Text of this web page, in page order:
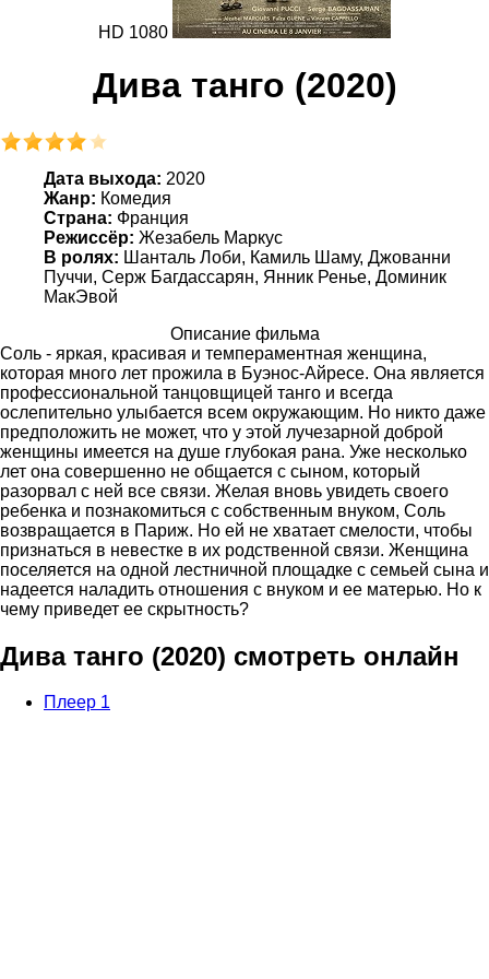
HD 1080
Дива танго (2020)
Дата выхода: 2020
Жанр: Комедия
Страна: Франция
Режиссёр: Жезабель Маркус
В ролях: Шанталь Лоби, Камиль Шаму, Джованни
Пуччи, Серж Багдассарян, Янник Ренье, Доминик
МакЭвой
Описание фильма
Соль - яркая, красивая и темпераментная женщина,
которая много лет прожила в Буэнос-Айресе. Она является
профессиональной танцовщицей танго и всегда
ослепительно улыбается всем окружающим. Но никто даже
предположить не может, что у этой лучезарной доброй
женщины имеется на душе глубокая рана. Уже несколько
лет она совершенно не общается с сыном, который
разорвал с ней все связи. Желая вновь увидеть своего
ребенка и познакомиться с собственным внуком, Соль
возвращается в Париж. Но ей не хватает смелости, чтобы
признаться в невестке в их родственной связи. Женщина
поселяется на одной лестничной площадке с семьей сына и
надеется наладить отношения с внуком и ее матерью. Но к
чему приведет ее скрытность?
Дива танго (2020) смотреть онлайн
Плеер 1